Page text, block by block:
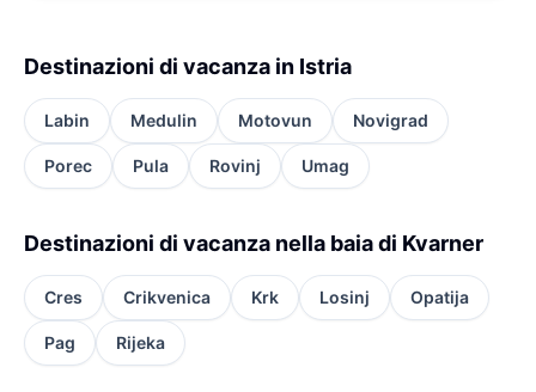
Destinazioni di vacanza in Istria
Labin Medulin Motovun Novigrad
Porec Pula Rovinj Umag
Destinazioni di vacanza nella baia di Kvarner
Cres Crikvenica Krk Losinj Opatija
Pag Rijeka